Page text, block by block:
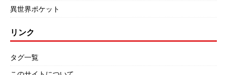
異世界ポケット
リンク
タグ一覧